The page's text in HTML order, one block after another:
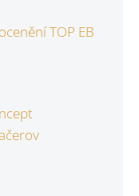
TOP EB